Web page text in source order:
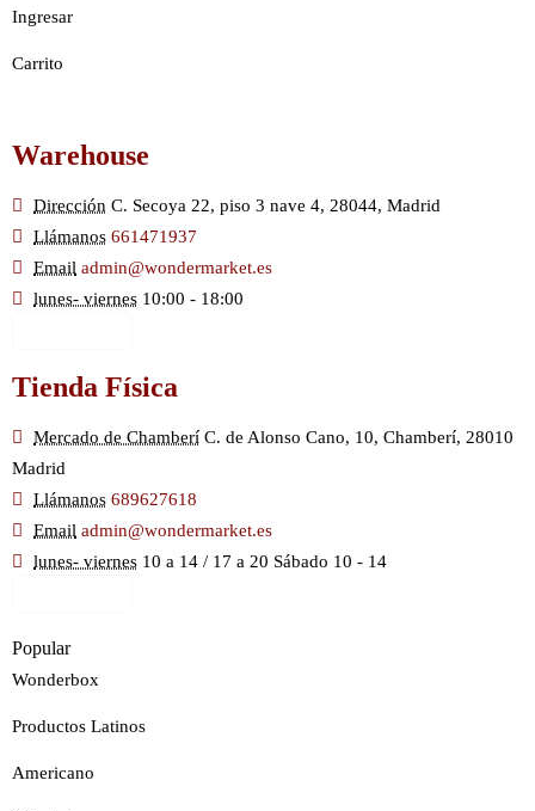
Ingresar
Carrito
Warehouse
Dirección C. Secoya 22, piso 3 nave 4, 28044, Madrid
Llámanos 661471937
Email admin@wondermarket.es
lunes- viernes 10:00 - 18:00
Tienda Física
Mercado de Chamberí C. de Alonso Cano, 10, Chamberí, 28010
Madrid
Llámanos 689627618
Email admin@wondermarket.es
lunes- viernes 10 a 14 / 17 a 20 Sábado 10 - 14
Popular
Wonderbox
Productos Latinos
Americano